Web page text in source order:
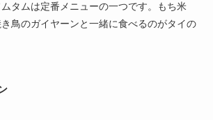
タムは定番メニューの一つです。もち米
き鳥のガイヤーンと一緒に食べるのがタイの